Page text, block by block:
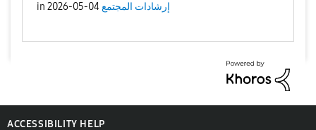
in إرشادات المجتمع04-05-2026
ACCESSIBILITY HELP